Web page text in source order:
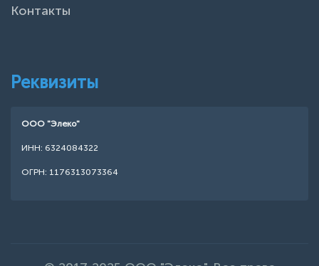
Контакты
Реквизиты
ООО "Элеко"
ИНН: 6324084322
ОГРН: 1176313073364